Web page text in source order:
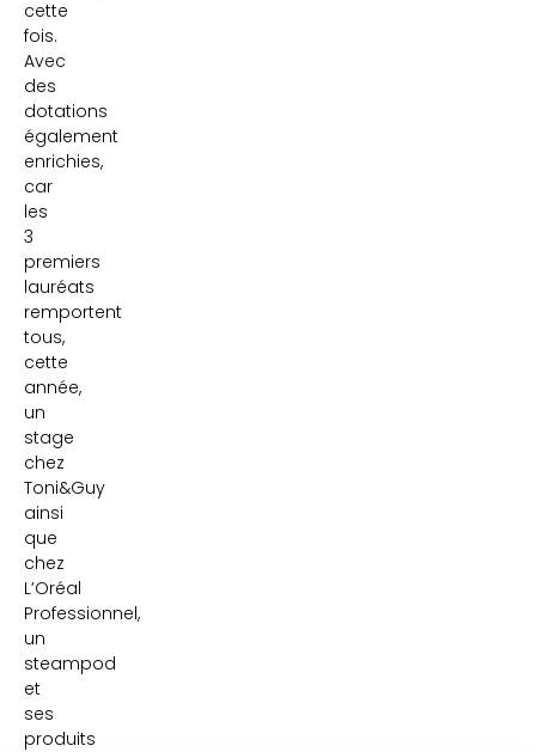
cette
fois.
Avec
des
dotations
également
enrichies,
car
les
3
premiers
lauréats
remportent
tous,
cette
année,
un
stage
chez
Toni&Guy
ainsi
que
chez
L’Oréal
Professionnel,
un
steampod
et
ses
produits